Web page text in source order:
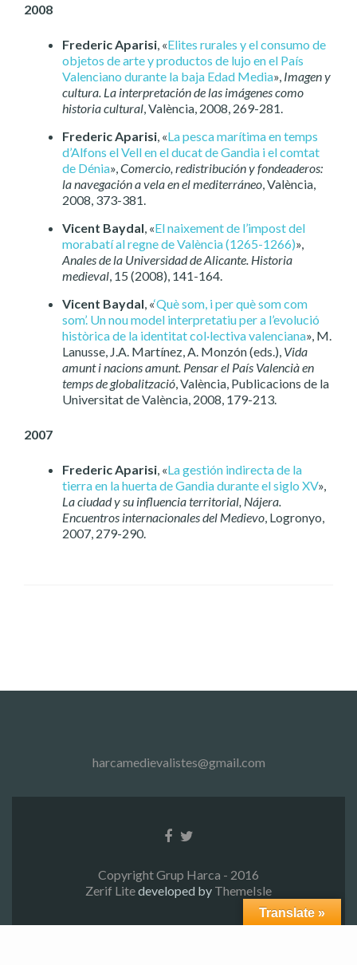
2008
Frederic Aparisi, «Elites rurales y el consumo de
objetos de arte y productos de lujo en el País
Valenciano durante la baja Edad Media», Imagen y
cultura. La interpretación de las imágenes como
historia cultural, València, 2008, 269-281.
Frederic Aparisi, «La pesca marítima en temps
d’Alfons el Vell en el ducat de Gandia i el comtat
de Dénia»,Comercio, redistribución y fondeaderos:
la navegación a vela en el mediterráneo, València,
2008, 373-381.
Vicent Baydal, «El naixement de l’impost del
morabatí al regne de València (1265-1266)»,
Anales de la Universidad de Alicante. Historia
medieval, 15 (2008), 141-164.
Vicent Baydal, «‘Què som, i per què som com
som’. Un nou model interpretatiu per a l’evolució
històrica de la identitat col·lectiva valenciana», M.
Lanusse, J.A. Martínez, A. Monzón (eds.), Vida
amunt i nacions amunt. Pensar el País Valencià en
temps de globalització, València, Publicacions de la
Universitat de València, 2008, 179-213.
2007
Frederic Aparisi, «La gestión indirecta de la
tierra en la huerta de Gandia durante el siglo XV»,
La ciudad y su influencia territorial, Nájera.
Encuentros internacionales del Medievo, Logronyo,
2007, 279-290.
harcamedievalistes@gmail.com
Facebook
Twitter
Copyright Grup Harca - 2016
Zerif Litedeveloped by ThemeIsle
Translate »